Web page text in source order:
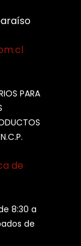
PARA
de
8:30 a
de